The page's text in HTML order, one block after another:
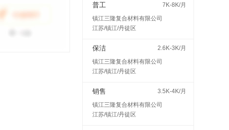
普工
7K-8K/月
镇江三隆复合材料有限公司
江苏/镇江/丹徒区
保洁
2.6K-3K/月
镇江三隆复合材料有限公司
江苏/镇江/丹徒区
销售
3.5K-4K/月
镇江三隆复合材料有限公司
江苏/镇江/丹徒区